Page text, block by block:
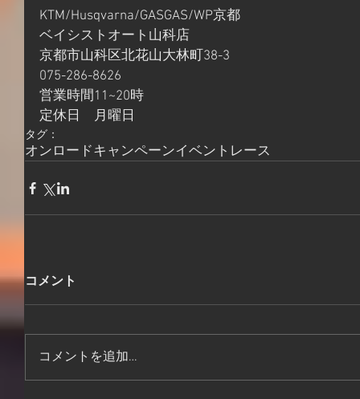
KTM/Husqvarna/GASGAS/WP京都
ベイシストオート山科店
京都市山科区北花山大林町38-3
075-286-8626
営業時間11~20時
定休日　月曜日
タグ：
オンロードキャンペーンイベント レース
コメント
コメントを追加…